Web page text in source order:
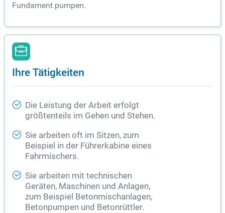
Fundament pumpen.
Ihre Tätigkeiten
Die Leistung der Arbeit erfolgt
größtenteils im Gehen und Stehen.
Sie arbeiten oft im Sitzen, zum
Beispiel in der Führerkabine eines
Fahrmischers.
Sie arbeiten mit technischen
Geräten, Maschinen und Anlagen,
zum Beispiel Betonmischanlagen,
Betonpumpen und Betonrüttler.